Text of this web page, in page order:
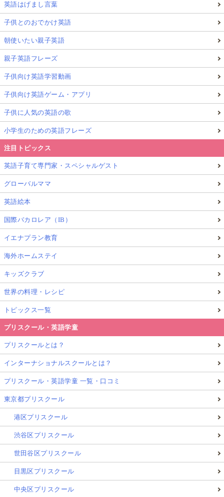
英語はげまし言葉
子供とのおでかけ英語
朝使いたい親子英語
親子英語フレーズ
子供向け英語学習動画
子供向け英語ゲーム・アプリ
子供に人気の英語の歌
小学生のための英語フレーズ
注目トピックス
英語子育て専門家・スペシャルゲスト
グローバルママ
英語絵本
国際バカロレア（IB）
イエナプラン教育
海外ホームステイ
キッズクラブ
世界の料理・レシピ
トピックス一覧
プリスクール・英語学童
プリスクールとは？
インターナショナルスクールとは？
プリスクール・英語学童 一覧・口コミ
東京都プリスクール
港区プリスクール
渋谷区プリスクール
世田谷区プリスクール
目黒区プリスクール
中央区プリスクール